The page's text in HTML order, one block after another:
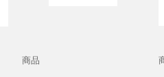
商品